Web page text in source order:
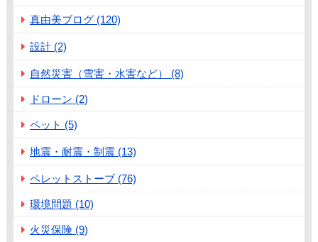
真由美ブログ (120)
設計 (2)
自然災害（雪害・水害など） (8)
ドローン (2)
ペット (5)
地震・耐震・制震 (13)
ペレットストーブ (76)
環境問題 (10)
火災保険 (9)